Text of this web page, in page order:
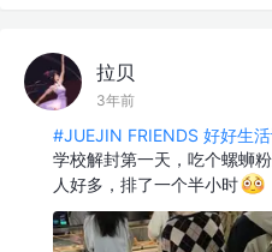
拉贝
3年前
#JUEJIN FRIENDS 好好生
学校解封第一天，吃个螺蛳
人好多，排了一个半小时